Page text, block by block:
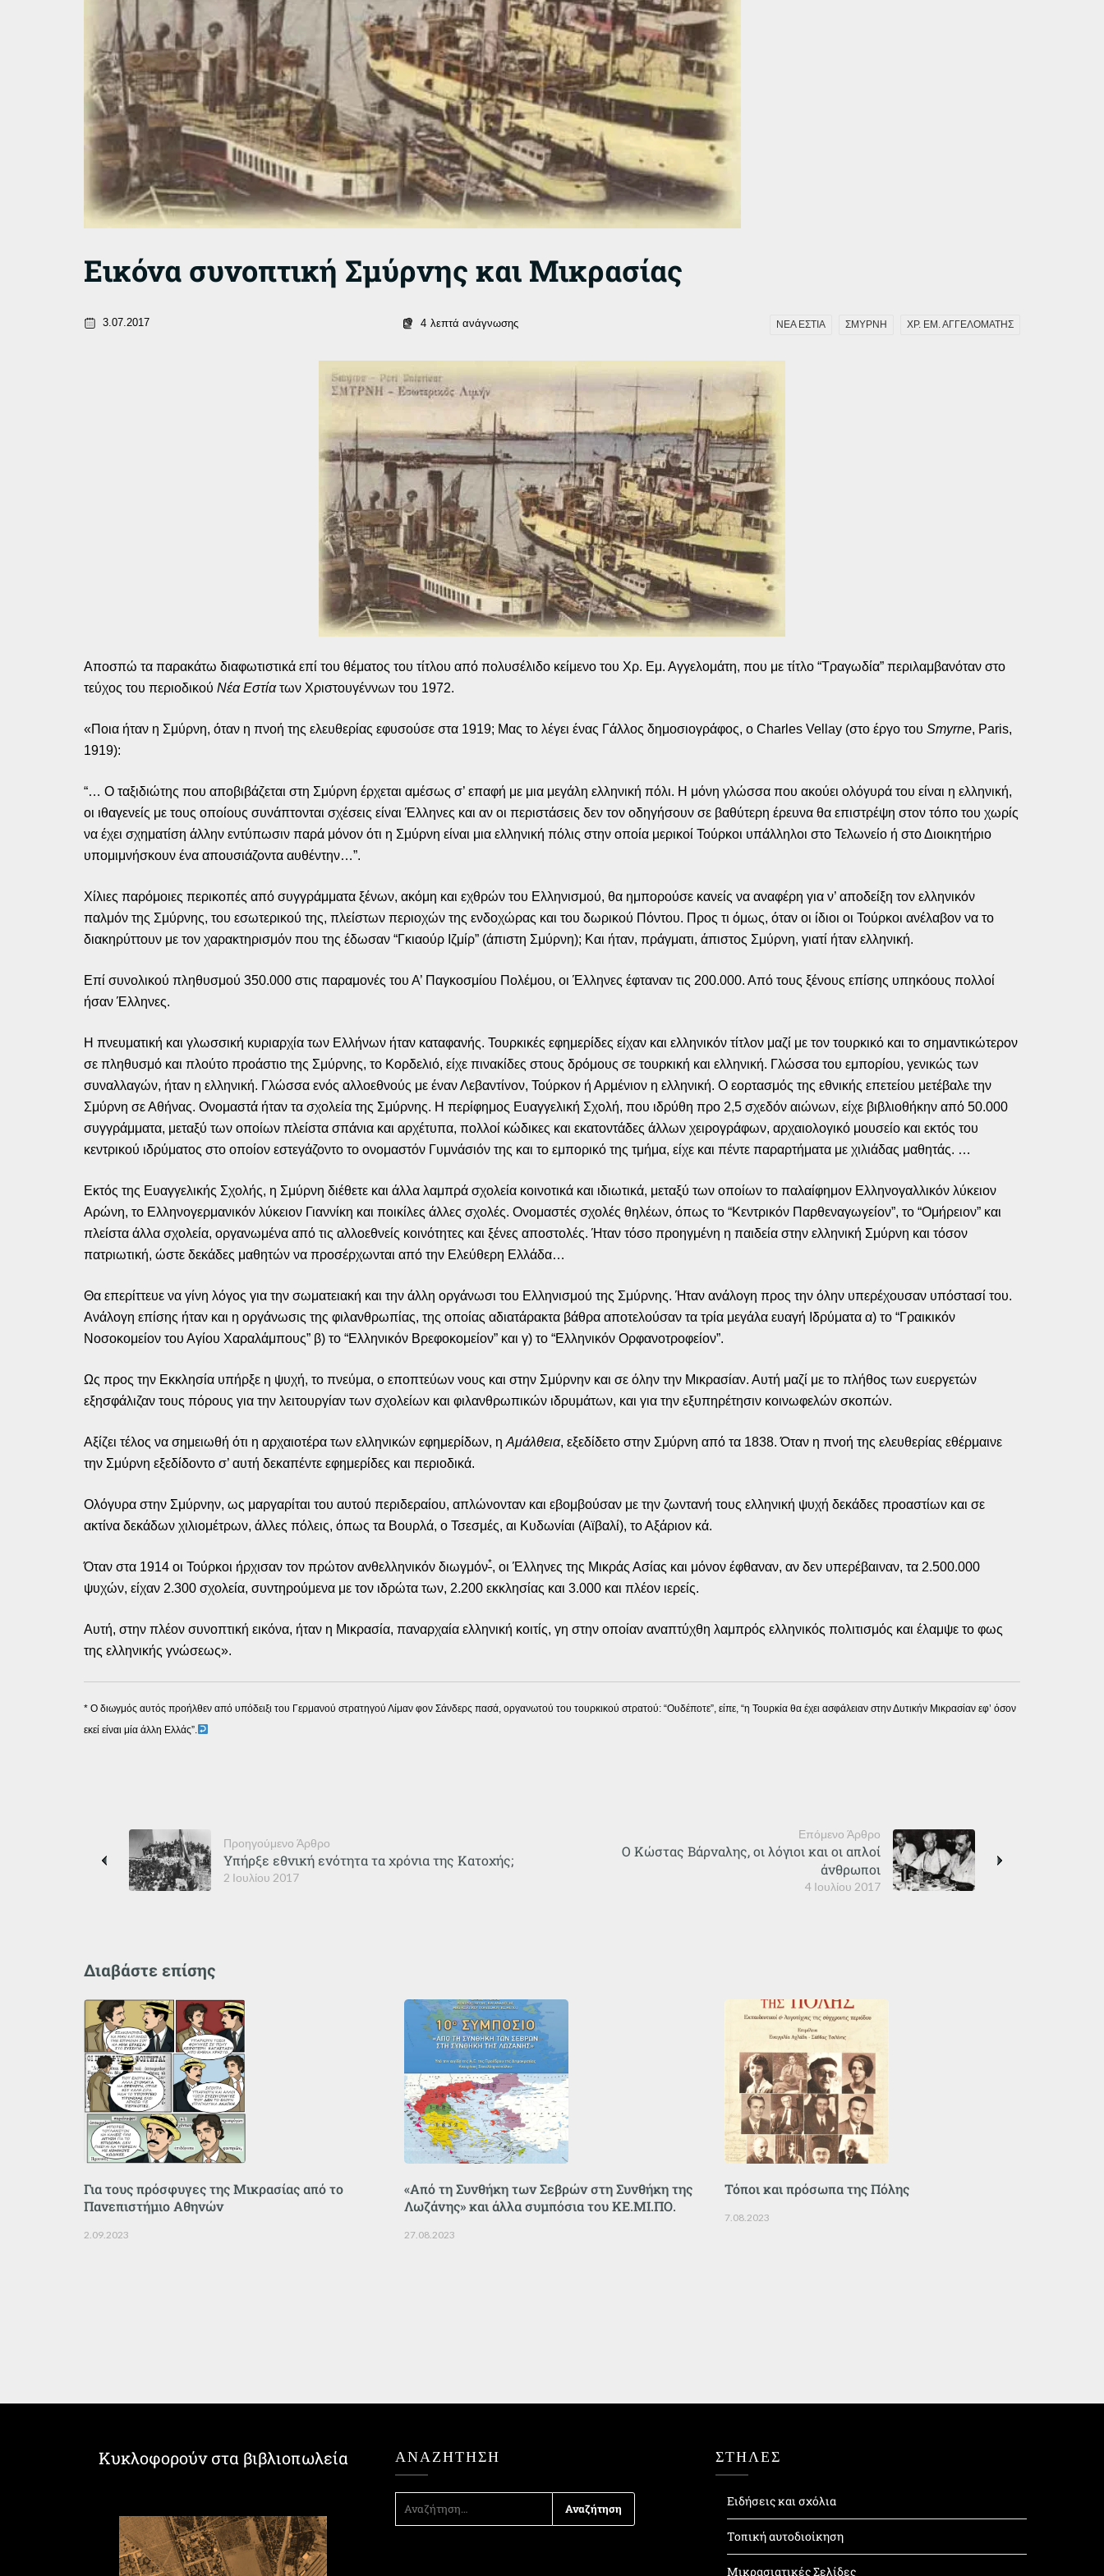
Εικόνα συνοπτική Σμύρνης και Μικρασίας
3.07.2017 4 λεπτά ανάγνωσης ΝΕΑ ΕΣΤΙΑ ΣΜΥΡΝΗ ΧΡ. ΕΜ. ΑΓΓΕΛΟΜΑΤΗΣ
Αποσπώ τα παρακάτω διαφωτιστικά επί του θέματος του τίτλου από πολυσέλιδο κείμενο του Χρ. Εμ. Αγγελομάτη, που με τίτλο “Τραγωδία” περιλαμβανόταν στο
τεύχος του περιοδικού Νέα Εστίατων Χριστουγέννων του 1972.
«Ποια ήταν η Σμύρνη, όταν η πνοή της ελευθερίας εφυσούσε στα 1919; Μας το λέγει ένας Γάλλος δημοσιογράφος, ο Charles Vellay (στο έργο του Smyrne, Paris,
1919):
“… Ο ταξιδιώτης που αποβιβάζεται στη Σμύρνη έρχεται αμέσως σ’ επαφή με μια μεγάλη ελληνική πόλι. Η μόνη γλώσσα που ακούει ολόγυρά του είναι η ελληνική,
οι ιθαγενείς με τους οποίους συνάπτονται σχέσεις είναι Έλληνες και αν οι περιστάσεις δεν τον οδηγήσουν σε βαθύτερη έρευνα θα επιστρέψη στον τόπο του χωρίς
να έχει σχηματίση άλλην εντύπωσιν παρά μόνον ότι η Σμύρνη είναι μια ελληνική πόλις στην οποία μερικοί Τούρκοι υπάλληλοι στο Τελωνείο ή στο Διοικητήριο
υπομιμνήσκουν ένα απουσιάζοντα αυθέντην…”.
Χίλιες παρόμοιες περικοπές από συγγράμματα ξένων, ακόμη και εχθρών του Ελληνισμού, θα ημπορούσε κανείς να αναφέρη για ν’ αποδείξη τον ελληνικόν
παλμόν της Σμύρνης, του εσωτερικού της, πλείστων περιοχών της ενδοχώρας και του δωρικού Πόντου. Προς τι όμως, όταν οι ίδιοι οι Τούρκοι ανέλαβον να το
διακηρύττουν με τον χαρακτηρισμόν που της έδωσαν “Γκιαούρ Ιζμίρ” (άπιστη Σμύρνη); Και ήταν, πράγματι, άπιστος Σμύρνη, γιατί ήταν ελληνική.
Επί συνολικού πληθυσμού 350.000 στις παραμονές του Α’ Παγκοσμίου Πολέμου, οι Έλληνες έφταναν τις 200.000. Από τους ξένους επίσης υπηκόους πολλοί
ήσαν Έλληνες.
Η πνευματική και γλωσσική κυριαρχία των Ελλήνων ήταν καταφανής. Τουρκικές εφημερίδες είχαν και ελληνικόν τίτλον μαζί με τον τουρκικό και το σημαντικώτερον
σε πληθυσμό και πλούτο προάστιο της Σμύρνης, το Κορδελιό, είχε πινακίδες στους δρόμους σε τουρκική και ελληνική. Γλώσσα του εμπορίου, γενικώς των
συναλλαγών, ήταν η ελληνική. Γλώσσα ενός αλλοεθνούς με έναν Λεβαντίνον, Τούρκον ή Αρμένιον η ελληνική. Ο εορτασμός της εθνικής επετείου μετέβαλε την
Σμύρνη σε Αθήνας. Ονομαστά ήταν τα σχολεία της Σμύρνης. Η περίφημος Ευαγγελική Σχολή, που ιδρύθη προ 2,5 σχεδόν αιώνων, είχε βιβλιοθήκην από 50.000
συγγράμματα, μεταξύ των οποίων πλείστα σπάνια και αρχέτυπα, πολλοί κώδικες και εκατοντάδες άλλων χειρογράφων, αρχαιολογικό μουσείο και εκτός του
κεντρικού ιδρύματος στο οποίον εστεγάζοντο το ονομαστόν Γυμνάσιόν της και το εμπορικό της τμήμα, είχε και πέντε παραρτήματα με χιλιάδας μαθητάς. …
Εκτός της Ευαγγελικής Σχολής, η Σμύρνη διέθετε και άλλα λαμπρά σχολεία κοινοτικά και ιδιωτικά, μεταξύ των οποίων το παλαίφημον Ελληνογαλλικόν λύκειον
Αρώνη, το Ελληνογερμανικόν λύκειον Γιαννίκη και ποικίλες άλλες σχολές. Ονομαστές σχολές θηλέων, όπως το “Κεντρικόν Παρθεναγωγείον”, το “Ομήρειον” και
πλείστα άλλα σχολεία, οργανωμένα από τις αλλοεθνείς κοινότητες και ξένες αποστολές. Ήταν τόσο προηγμένη η παιδεία στην ελληνική Σμύρνη και τόσον
πατριωτική, ώστε δεκάδες μαθητών να προσέρχωνται από την Ελεύθερη Ελλάδα…
Θα επερίττευε να γίνη λόγος για την σωματειακή και την άλλη οργάνωσι του Ελληνισμού της Σμύρνης. Ήταν ανάλογη προς την όλην υπερέχουσαν υπόστασί του.
Ανάλογη επίσης ήταν και η οργάνωσις της φιλανθρωπίας, της οποίας αδιατάρακτα βάθρα αποτελούσαν τα τρία μεγάλα ευαγή Ιδρύματα α) το “Γραικικόν
Νοσοκομείον του Αγίου Χαραλάμπους” β) το “Ελληνικόν Βρεφοκομείον” και γ) το “Ελληνικόν Ορφανοτροφείον”.
Ως προς την Εκκλησία υπήρξε η ψυχή, το πνεύμα, ο εποπτεύων νους και στην Σμύρνην και σε όλην την Μικρασίαν. Αυτή μαζί με το πλήθος των ευεργετών
εξησφάλιζαν τους πόρους για την λειτουργίαν των σχολείων και φιλανθρωπικών ιδρυμάτων, και για την εξυπηρέτησιν κοινωφελών σκοπών.
Αξίζει τέλος να σημειωθή ότι η αρχαιοτέρα των ελληνικών εφημερίδων, η Αμάλθεια, εξεδίδετο στην Σμύρνη από τα 1838. Όταν η πνοή της ελευθερίας εθέρμαινε
την Σμύρνη εξεδίδοντο σ’ αυτή δεκαπέντε εφημερίδες και περιοδικά.
Ολόγυρα στην Σμύρνην, ως μαργαρίται του αυτού περιδεραίου, απλώνονταν και εβομβούσαν με την ζωντανή τους ελληνική ψυχή δεκάδες προαστίων και σε
ακτίνα δεκάδων χιλιομέτρων, άλλες πόλεις, όπως τα Βουρλά, ο Τσεσμές, αι Κυδωνίαι (Αϊβαλί), το Αξάριον κά.
Όταν στα 1914 οι Τούρκοι ήρχισαν τον πρώτον ανθελληνικόν διωγμόν*, οι Έλληνες της Μικράς Ασίας και μόνον έφθαναν, αν δεν υπερέβαιναν, τα 2.500.000
ψυχών, είχαν 2.300 σχολεία, συντηρούμενα με τον ιδρώτα των, 2.200 εκκλησίας και 3.000 και πλέον ιερείς.
Αυτή, στην πλέον συνοπτική εικόνα, ήταν η Μικρασία, παναρχαία ελληνική κοιτίς, γη στην οποίαν αναπτύχθη λαμπρός ελληνικός πολιτισμός και έλαμψε το φως
της ελληνικής γνώσεως».
* Ο διωγμός αυτός προήλθεν από υπόδειξι του Γερμανού στρατηγού Λίμαν φον Σάνδερς πασά, οργανωτού του τουρκικού στρατού: “Ουδέποτε”, είπε, “η Τουρκία θα έχει ασφάλειαν στην Δυτικήν Μικρασίαν εφ’ όσον
εκεί είναι μία άλλη Ελλάς”.
Προηγούμενο Άρθρο
2 Ιουλίου 2017
Υπήρξε εθνική ενότητα τα χρόνια της Κατοχής;
Επόμενο Άρθρο
4 Ιουλίου 2017
Ο Κώστας Βάρναλης, οι λόγιοι και οι απλοί
άνθρωποι
Διαβάστε επίσης
Για τους πρόσφυγες της Μικρασίας από το
Πανεπιστήμιο Αθηνών
2.09.2023
«Από τη Συνθήκη των Σεβρών στη Συνθήκη της
Λωζάνης» και άλλα συμπόσια του ΚΕ.ΜΙ.ΠΟ.
27.08.2023
Τόποι και πρόσωπα της Πόλης
7.08.2023
Κυκλοφορούν στα βιβλιοπωλεία ΑΝΑΖΉΤΗΣΗ
ΑΝΑΖΉΤΗΣΗ
ΓΙΑ:
ΣΤΗΛΕΣ
Ειδήσεις και σχόλια
Τοπική αυτοδιοίκηση
Μικρασιατικές Σελίδες